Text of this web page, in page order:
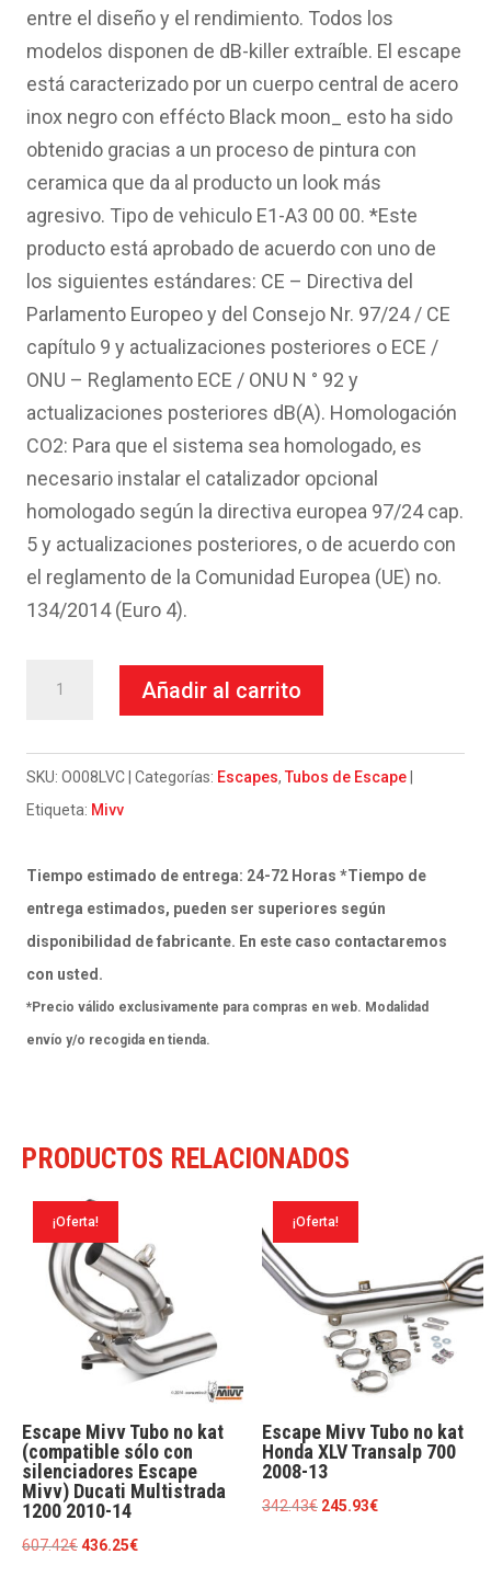
entre el diseño y el rendimiento. Todos los
modelos disponen de dB-killer extraíble. El escape
está caracterizado por un cuerpo central de acero
inox negro con effécto Black moon_ esto ha sido
obtenido gracias a un proceso de pintura con
ceramica que da al producto un look más
agresivo. Tipo de vehiculo E1-A3 00 00. *Este
producto está aprobado de acuerdo con uno de
los siguientes estándares: CE – Directiva del
Parlamento Europeo y del Consejo Nr. 97/24 / CE
capítulo 9 y actualizaciones posteriores o ECE /
ONU – Reglamento ECE / ONU N ° 92 y
actualizaciones posteriores dB(A). Homologación
CO2: Para que el sistema sea homologado, es
necesario instalar el catalizador opcional
homologado según la directiva europea 97/24 cap.
5 y actualizaciones posteriores, o de acuerdo con
el reglamento de la Comunidad Europea (UE) no.
134/2014 (Euro 4).
On
Oval
con
tapa
carbono
Kymco
AK550
2017-
Añadir al carrito
SKU:O008LVC Categorías: Escapes,Tubos de Escape
Etiqueta: Mivv
Tiempo estimado de entrega: 24-72 Horas *Tiempo de
entrega estimados, pueden ser superiores según
disponibilidad de fabricante. En este caso contactaremos
con usted.
*Precio válido exclusivamente para compras en web. Modalidad
envío y/o recogida en tienda.
PRODUCTOS RELACIONADOS
¡Oferta!
Escape Mivv Tubo no kat
(compatible sólo con
silenciadores Escape
Mivv) Ducati Multistrada
1200 2010-14
607.42€El
436.25€El
¡Oferta!
Escape Mivv Tubo no kat
Honda XLV Transalp 700
2008-13
342.43€ El
245.93€El